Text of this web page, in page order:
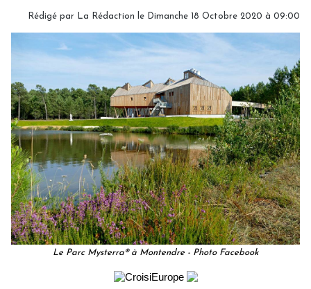
Rédigé par La Rédaction le Dimanche 18 Octobre 2020 à 09:00
Le Parc Mysterra® à Montendre - Photo Facebook